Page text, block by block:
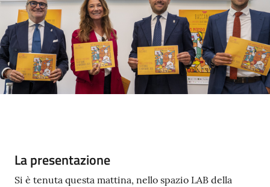
Seguici
su
Contenuto
La presentazione
Si è tenuta questa mattina, nello spazio LAB della